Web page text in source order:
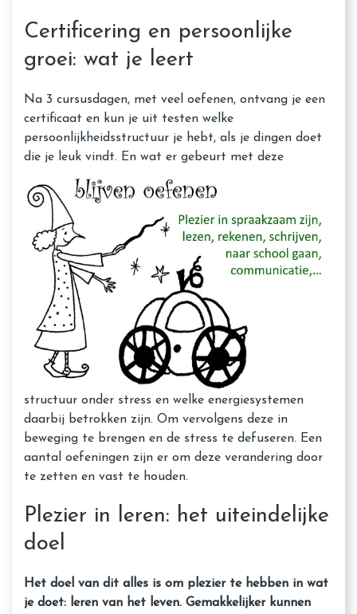
Certificering en persoonlijke
groei: wat je leert
Na 3 cursusdagen, met veel oefenen, ontvang je een
certificaat en kun je uit testen welke
persoonlijkheidsstructuur je hebt, als je dingen doet
die je leuk vindt. En wat er gebeurt met deze
structuur onder stress en welke energiesystemen
daarbij betrokken zijn. Om vervolgens deze in
beweging te brengen en de stress te defuseren. Een
aantal oefeningen zijn er om deze verandering door
te zetten en vast te houden.
Plezier in leren: het uiteindelijke
doel
Het doel van dit alles is om plezier te hebben in wat
je doet: leren van het leven. Gemakkelijker kunnen